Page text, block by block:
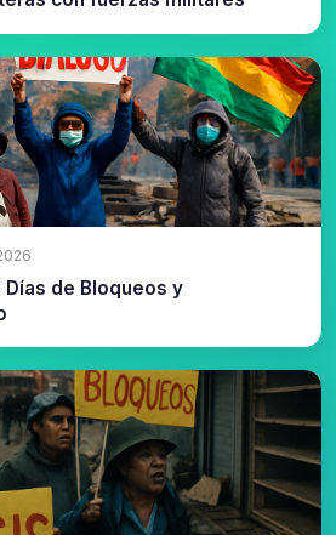
Días de Bloqueos y